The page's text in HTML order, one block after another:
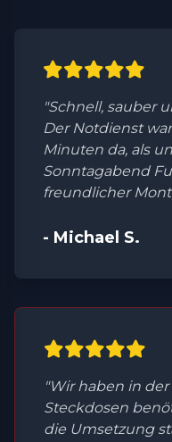
"Schnell, sauber
Der Notdienst
Minuten da, als
Sonntagabend
freundlicher
- Michael S.
"Wir haben in
Steckdosen
die Umsetzung